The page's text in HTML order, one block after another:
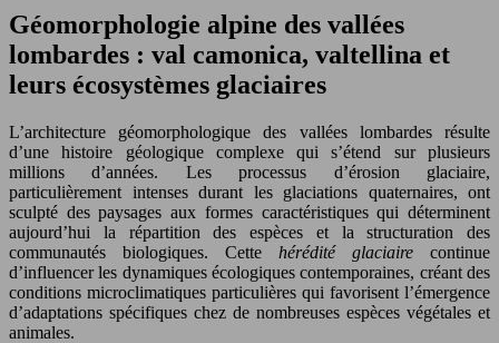
Géomorphologie alpine des vallées
lombardes : val camonica, valtellina et
leurs écosystèmes glaciaires
L’architecture géomorphologique des vallées lombardes résulte
d’une histoire géologique complexe qui s’étend sur plusieurs
millions d’années. Les processus d’érosion glaciaire,
particulièrement intenses durant les glaciations quaternaires, ont
sculpté des paysages aux formes caractéristiques qui déterminent
aujourd’hui la répartition des espèces et la structuration des
communautés biologiques. Cette hérédité glaciaire continue
d’influencer les dynamiques écologiques contemporaines, créant des
conditions microclimatiques particulières qui favorisent l’émergence
d’adaptations spécifiques chez de nombreuses espèces végétales et
animales.